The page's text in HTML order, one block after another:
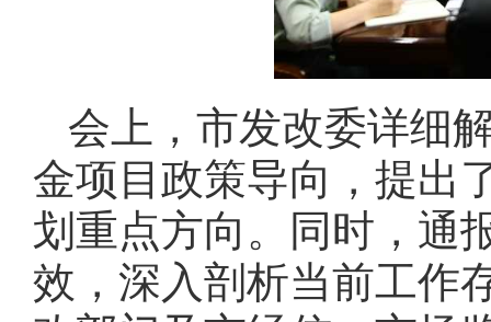
会上，市发改委详细
金项目政策导向，提出
划重点方向。同时，通
效，深入剖析当前工作